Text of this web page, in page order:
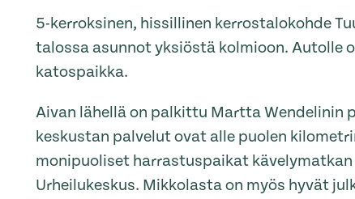
5-kerroksinen, hissillinen kerrostalokohde
talossa asunnot yksiöstä kolmioon. Autolle
katospaikka.
Aivan lähellä on palkittu Martta Wendelinin
keskustan palvelut ovat alle puolen
monipuoliset harrastuspaikat kävelymatkan
Urheilukeskus. Mikkolasta on myös hyvät